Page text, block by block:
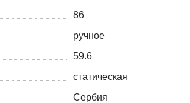
86
ручное
59.6
статическая
Сербия